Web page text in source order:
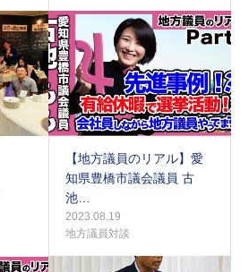
【地方議員のリアル】愛
知県豊橋市議会議員 古
池…
2023.08.19
地方議員対談